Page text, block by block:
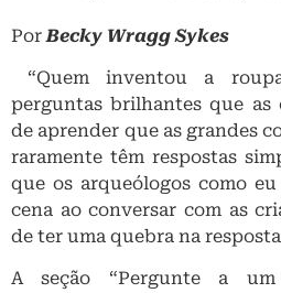
Por Becky Wragg Sykes
“Quem inventou a
perguntas brilhantes que as
de aprender que as grandes
raramente têm respostas
que os arqueólogos como
cena ao conversar com as
de ter uma quebra na
A seção “Pergunte a